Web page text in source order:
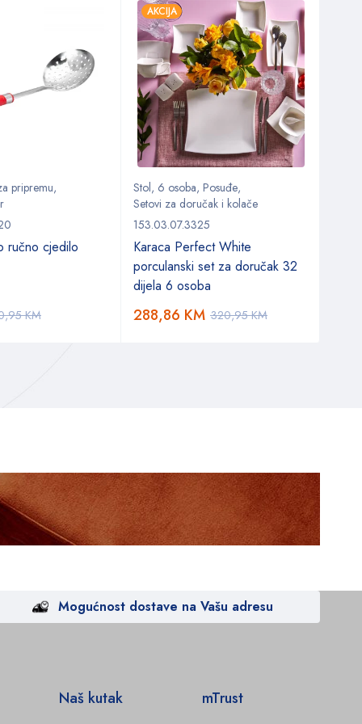
pripremu,
ručno cjedilo
KM
AKCIJA
Stol, 6 osoba, Posuđe,
Setovi za doručak i kolače
153.03.07.3325
Karaca Perfect White
porculanski set za doručak 32
dijela 6 osoba
320,95KM
288,86 KM
Mogućnost dostave na Vašu adresu
Naš kutak mTrust